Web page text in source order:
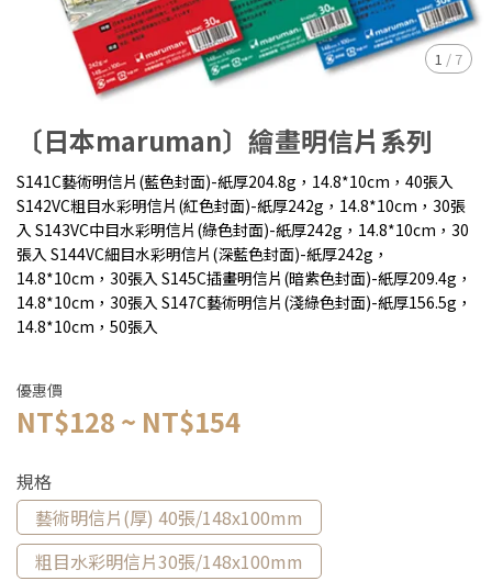
1 / 7
〔日本maruman〕繪畫明信片系列
S141C藝術明信片(藍色封面)-紙厚204.8g，14.8*10cm，40張入
S142VC粗目水彩明信片(紅色封面)-紙厚242g，14.8*10cm，30張
入 S143VC中目水彩明信片(綠色封面)-紙厚242g，14.8*10cm，30
張入 S144VC細目水彩明信片(深藍色封面)-紙厚242g，
14.8*10cm，30張入 S145C插畫明信片(暗紫色封面)-紙厚209.4g，
14.8*10cm，30張入 S147C藝術明信片(淺綠色封面)-紙厚156.5g，
14.8*10cm，50張入
優惠價
NT$128 ~ NT$154
規格
藝術明信片(厚) 40張/148x100mm
粗目水彩明信片30張/148x100mm